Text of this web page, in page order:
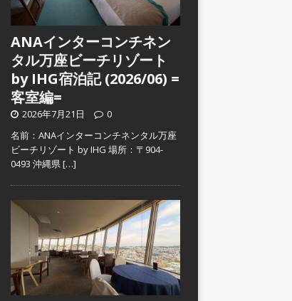
ANAインターコンチネン
タル万座ビーチリゾート
by IHG宿泊記 (2026/06) =
客室編=
2026年7月21日
0
名前：ANAインターコンチネンタル万座
ビーチリゾート by IHG 場所：〒904-
0493 沖縄県[…]